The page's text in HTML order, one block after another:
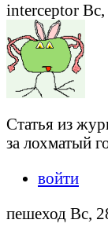
interceptor
Статья из
за лохматый
войти
пешеход Вс,